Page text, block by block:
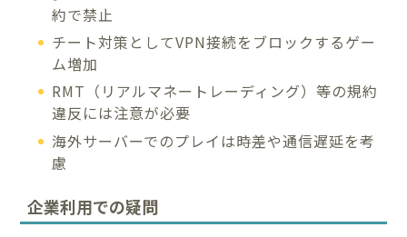
約で禁止
チート対策としてVPN接続をブロックするゲー
ム増加
RMT（リアルマネートレーディング）等の規約
違反には注意が必要
海外サーバーでのプレイは時差や通信遅延を考
慮
企業利用での疑問